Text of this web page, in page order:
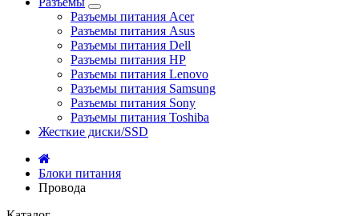
Разъемы питания Acer
Разъемы питания Asus
Разъемы питания Dell
Разъемы питания HP
Разъемы питания Lenovo
Разъемы питания Samsung
Разъемы питания Sony
Разъемы питания Toshiba
Жесткие диски/SSD
Блоки питания
Провода